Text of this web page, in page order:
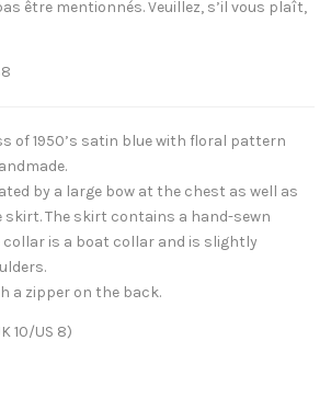
être mentionnés. Veuillez, s’il vous plaît,
of 1950’s satin blue with floral pattern
by a large bow at the chest as well as
The skirt contains a hand-sewn
collar is a boat collar and is slightly
a zipper on the back.
10/US 8)